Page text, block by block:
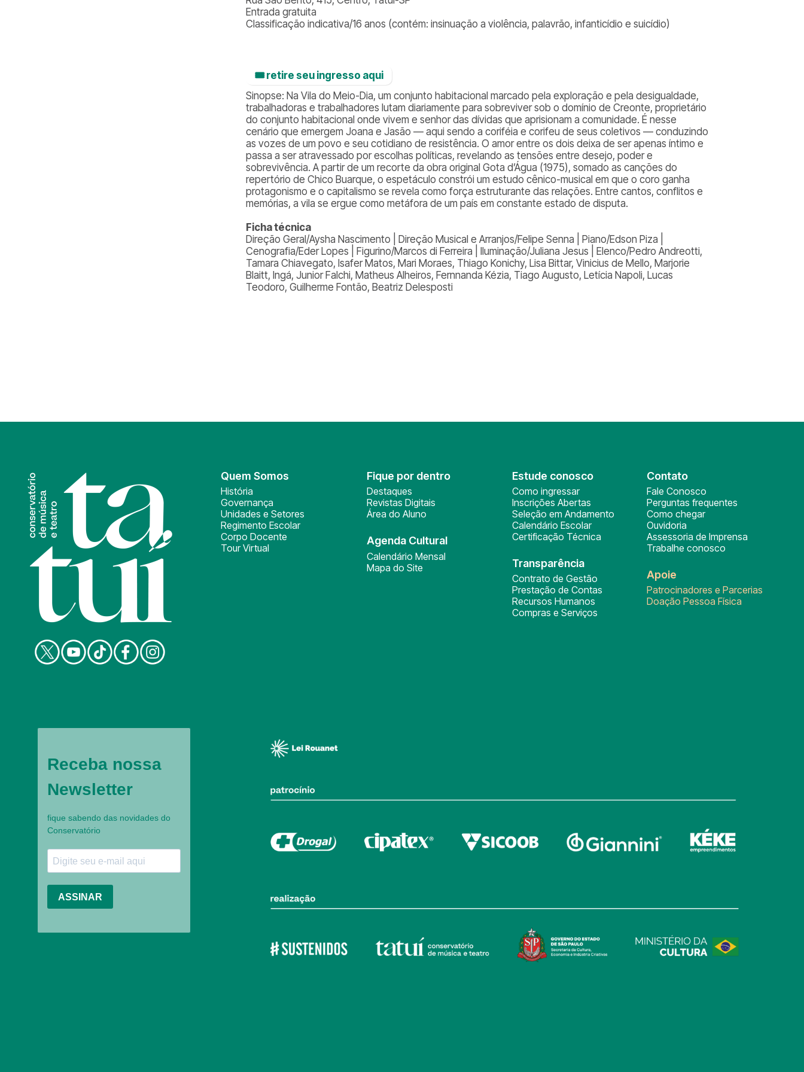
Entrada gratuita
Classificação indicativa/16 anos (contém: insinuação a violência, palavrão, infanticídio e suicídio)
🎟️ retire seu ingresso aqui
Sinopse: Na Vila do Meio-Dia, um conjunto habitacional marcado pela exploração e pela desigualdade,
trabalhadoras e trabalhadores lutam diariamente para sobreviver sob o domínio de Creonte, proprietário
do conjunto habitacional onde vivem e senhor das dívidas que aprisionam a comunidade. É nesse
cenário que emergem Joana e Jasão — aqui sendo a coriféia e corifeu de seus coletivos — conduzindo
as vozes de um povo e seu cotidiano de resistência. O amor entre os dois deixa de ser apenas íntimo e
passa a ser atravessado por escolhas políticas, revelando as tensões entre desejo, poder e
sobrevivência. A partir de um recorte da obra original Gota d’Água (1975), somado as canções do
repertório de Chico Buarque, o espetáculo constrói um estudo cênico-musical em que o coro ganha
protagonismo e o capitalismo se revela como força estruturante das relações. Entre cantos, conflitos e
memórias, a vila se ergue como metáfora de um país em constante estado de disputa.
Ficha técnica
Direção Geral/Aysha Nascimento | Direção Musical e Arranjos/Felipe Senna | Piano/Edson Piza |
Cenografia/Eder Lopes | Figurino/Marcos di Ferreira | Iluminação/Juliana Jesus | Elenco/Pedro Andreotti,
Tamara Chiavegato, Isafer Matos, Mari Moraes, Thiago Konichy, Lisa Bittar, Vinicius de Mello, Marjorie
Blaitt, Ingá, Junior Falchi, Matheus Alheiros, Fernnanda Kézia, Tiago Augusto, Letícia Napoli, Lucas
Teodoro, Guilherme Fontão, Beatriz Delesposti
Quem Somos
História
Governança
Unidades e Setores
Regimento Escolar
Corpo Docente
Tour Virtual
Fique por dentro
Destaques
Revistas Digitais
Área do Aluno
Agenda Cultural
Calendário Mensal
Mapa do Site
Estude conosco
Como ingressar
Inscrições Abertas
Seleção em Andamento
Calendário Escolar
Certificação Técnica
Transparência
Contrato de Gestão
Prestação de Contas
Recursos Humanos
Compras e Serviços
Contato
Fale Conosco
Perguntas frequentes
Como chegar
Ouvidoria
Assessoria de Imprensa
Trabalhe conosco
Apoie
Patrocinadores e Parcerias
Doação Pessoa Física